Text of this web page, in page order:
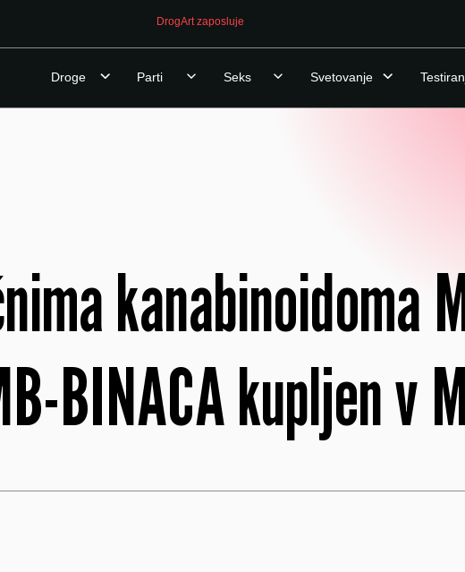
DrogArt zaposluje
Droge Parti Seks Svetovanje
kanabinoidoma
BINACA kupljen v